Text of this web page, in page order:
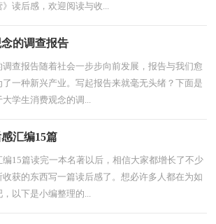
读后感，欢迎阅读与收...
的调查报告
查报告随着社会一步步向前发展，报告与我们愈
一种新兴产业。写起报告来就毫无头绪？下面是
学生消费观念的调...
感汇编15篇
编15篇读完一本名著以后，相信大家都增长了不少
获的东西写一篇读后感了。想必许多人都在为如
以下是小编整理的...